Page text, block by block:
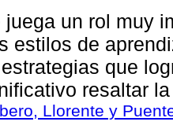
juega un rol muy
estilos de
que
resaltar
Llorente y